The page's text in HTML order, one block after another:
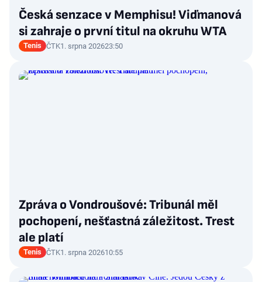
Česká senzace v Memphisu! Viďmanová
si zahraje o první titul na okruhu WTA
Tenis ČTK1. srpna 202623:50
Zpráva o Vondroušové: Tribunál měl
pochopení, nešťastná záležitost. Trest
ale platí
Tenis ČTK1. srpna 202610:55